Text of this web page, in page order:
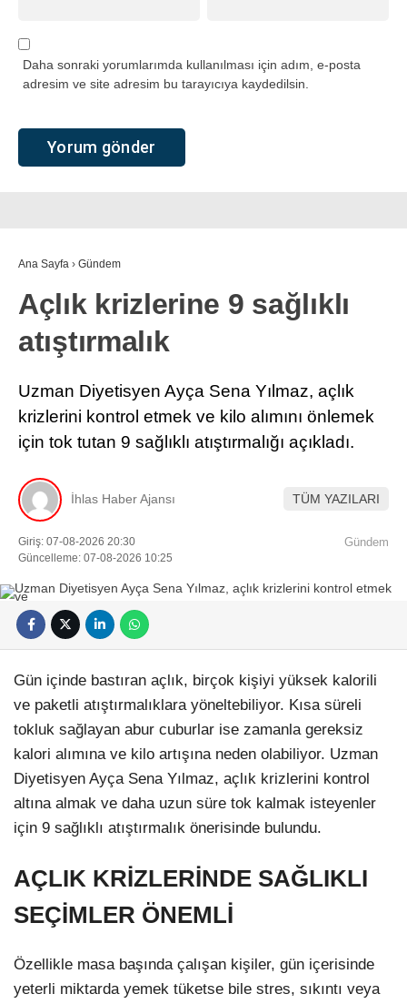
Daha sonraki yorumlarımda kullanılması için adım, e-posta
adresim ve site adresim bu tarayıcıya kaydedilsin.
Ana Sayfa › Gündem
Açlık krizlerine 9 sağlıklı
atıştırmalık
Uzman Diyetisyen Ayça Sena Yılmaz, açlık
krizlerini kontrol etmek ve kilo alımını önlemek
için tok tutan 9 sağlıklı atıştırmalığı açıkladı.
İhlas Haber Ajansı TÜM YAZILARI
Giriş: 07-08-2026 20:30
Güncelleme: 07-08-2026 10:25
Gündem
Gün içinde bastıran açlık, birçok kişiyi yüksek kalorili
ve paketli atıştırmalıklara yöneltebiliyor. Kısa süreli
tokluk sağlayan abur cuburlar ise zamanla gereksiz
kalori alımına ve kilo artışına neden olabiliyor. Uzman
Diyetisyen Ayça Sena Yılmaz, açlık krizlerini kontrol
altına almak ve daha uzun süre tok kalmak isteyenler
için 9 sağlıklı atıştırmalık önerisinde bulundu.
AÇLIK KRİZLERİNDE SAĞLIKLI
SEÇİMLER ÖNEMLİ
Özellikle masa başında çalışan kişiler, gün içerisinde
yeterli miktarda yemek tüketse bile stres, sıkıntı veya